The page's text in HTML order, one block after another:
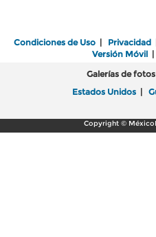
Condiciones de Uso | Privacidad
Versión Móvil|
Galerías de
Estados Unidos |
Copyright ©